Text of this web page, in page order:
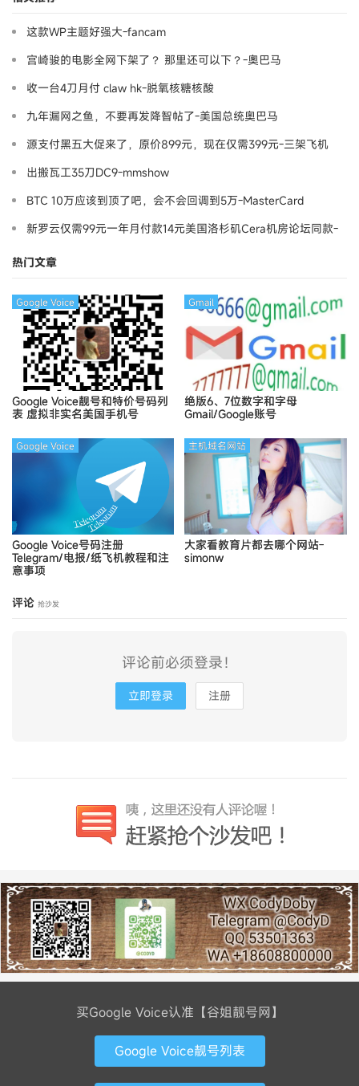
这款WP主题好强大-fancam
宫崎骏的电影全网下架了？ 那里还可以下？-奧巴马
收一台4刀月付 claw hk-脱氧核糖核酸
九年漏网之鱼，不要再发降智帖了-美国总统奥巴马
源支付黑五大促来了，原价899元，现在仅需399元-三架飞机
出搬瓦工35刀DC9-mmshow
BTC 10万应该到顶了吧，会不会回调到5万-MasterCard
新罗云仅需99元一年月付款14元美国洛杉矶Cera机房论坛同款-
热门文章
Google Voice靓号和特价号码列
表 虚拟非实名美国手机号
Google Voice
绝版6、7位数字和字母
Gmail/Google账号
Gmail
Google Voice号码注册
Telegram/电报/纸飞机教程和注
意事项
Google Voice
大家看教育片都去哪个网站-
simonw
主机域名网站
评论 抢沙发
评论前必须登录！
立即登录 注册
买Google Voice认准【谷姐靓号网】
Google Voice靓号列表